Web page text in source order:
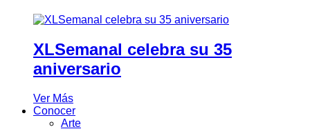
XLSemanal celebra su 35
aniversario
Ver Más
Conocer
Arte